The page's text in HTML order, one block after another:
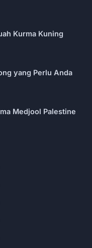
Kurma Kuning
yang Perlu Anda
Medjool Palestine